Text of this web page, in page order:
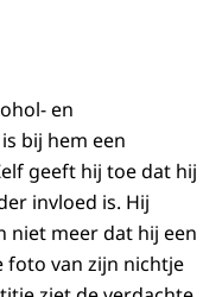
en
bij hem een
geeft hij toe dat hij
invloed is. Hij
niet meer dat hij een
foto van zijn nichtje